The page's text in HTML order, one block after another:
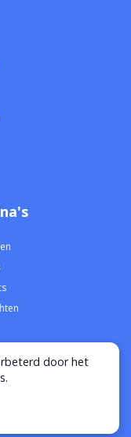
Contact
voorbehouden
door het